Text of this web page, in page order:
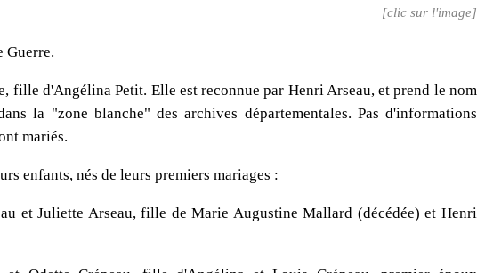
[clic sur l'image]
Guerre.
fille d'Angélina Petit. Elle est reconnue par Henri Arseau, et prend le nom
la "zone blanche" des archives départementales. Pas d'informations
mariés.
enfants, nés de leurs premiers mariages :
et Juliette Arseau, fille de Marie Augustine Mallard (décédée) et Henri